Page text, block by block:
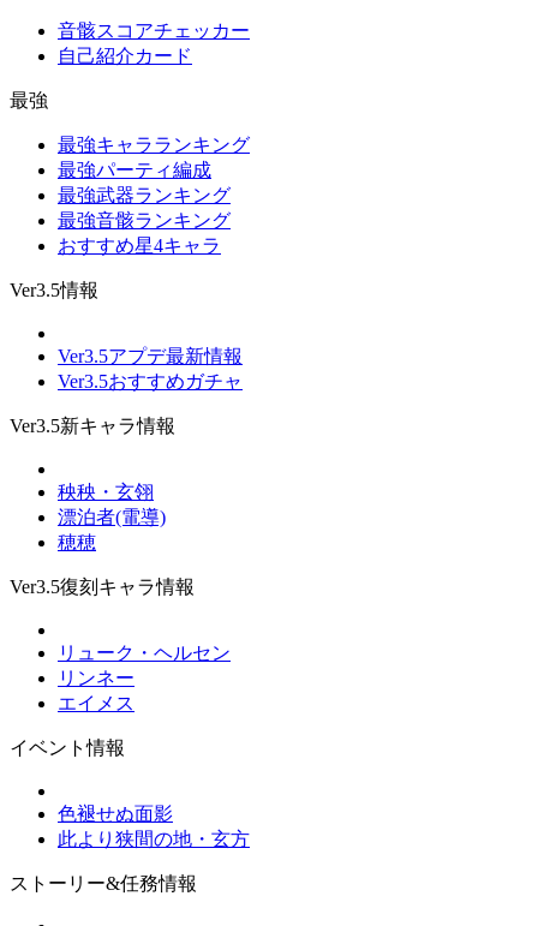
音骸スコアチェッカー
自己紹介カード
最強
最強キャラランキング
最強パーティ編成
最強武器ランキング
最強音骸ランキング
おすすめ星4キャラ
Ver3.5情報
Ver3.5アプデ最新情報
Ver3.5おすすめガチャ
Ver3.5新キャラ情報
秧秧・玄翎
漂泊者(電導)
穂穂
Ver3.5復刻キャラ情報
リューク・ヘルセン
リンネー
エイメス
イベント情報
色褪せぬ面影
此より狭間の地・玄方
ストーリー&任務情報